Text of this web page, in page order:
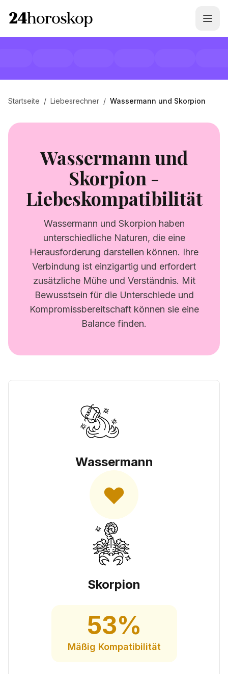
Startseite / Liebesrechner / Wassermann und Skorpion
Wassermann und
Skorpion -
Liebeskompatibilität
Wassermann und Skorpion haben
unterschiedliche Naturen, die eine
Herausforderung darstellen können. Ihre
Verbindung ist einzigartig und erfordert
zusätzliche Mühe und Verständnis. Mit
Bewusstsein für die Unterschiede und
Kompromissbereitschaft können sie eine
Balance finden.
Wassermann
Skorpion
53%
Mäßig Kompatibilität